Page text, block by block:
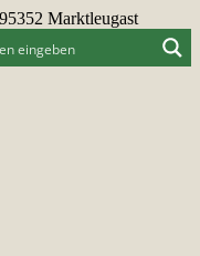
Marktleugast